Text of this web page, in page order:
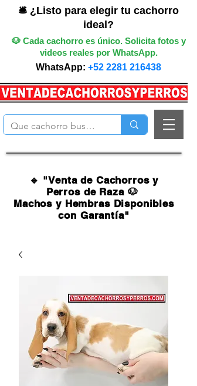
🛎️ ¿Listo para elegir tu cachorro
ideal?
🐶 Cada cachorro es único. Solicita fotos y
videos reales por WhatsApp.
WhatsApp: +52 2281 216438
🔹 "Venta de Cachorros y
Perros de Raza 🐶
Machos y Hembras Disponibles
con Garantía"